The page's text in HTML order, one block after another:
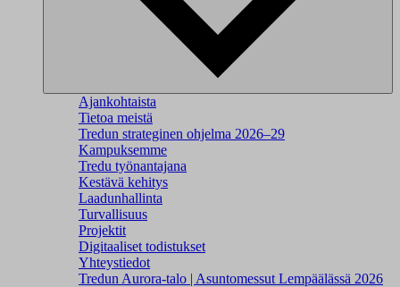
Ajankohtaista
Tietoa meistä
Tredun strateginen ohjelma 2026–29
Kampuksemme
Tredu työnantajana
Kestävä kehitys
Laadunhallinta
Turvallisuus
Projektit
Digitaaliset todistukset
Yhteystiedot
Tredun Aurora-talo | Asuntomessut Lempäälässä 2026